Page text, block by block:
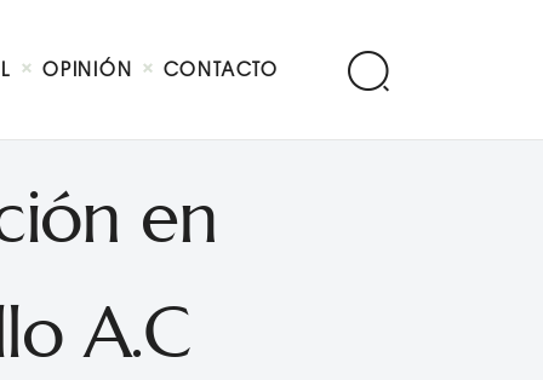
OPINIÓN CONTACTO
en
A.C